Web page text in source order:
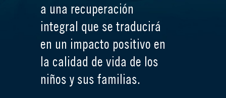
a una recuperación
integral que se traducirá
en un impacto positivo en
la calidad de vida de los
niños y sus familias.